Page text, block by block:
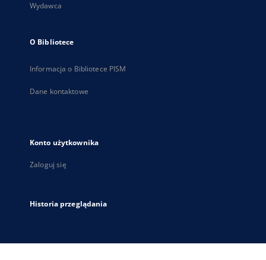
Wydawca
O Bibliotece
Informacja o Bibliotece PISM
Dane kontaktowe
Konto użytkownika
Zaloguj się
Historia przeglądania